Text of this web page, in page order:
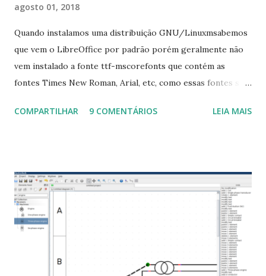
agosto 01, 2018
Quando instalamos uma distribuição GNU/Linuxmsabemos
que vem o LibreOffice por padrão porém geralmente não
vem instalado a fonte ttf-mscorefonts que contém as
fontes Times New Roman, Arial, etc, como essas fontes são
a Associação Brasileira de Normas Técnicas (ABNT), exige
que contém essas fontes. Ao instalar o GNU/Linux abra o
terminal e execute o comando: $ sudo apt-get install ttf-
mscorefonts-installer Leia os termos de uso e avance
clicando em “Ok” Agora aceite os termos de uso clicando
em “Sim” Pronto agora abra o LibreOffice e veja se as
fontes Times New Roman, Arial estão instaladas. Caso
COMPARTILHAR 9 COMENTÁRIOS LEIA MAIS